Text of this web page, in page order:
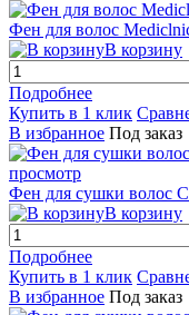
Фен для волос
В корзину
Подробнее
Купить в 1 клик
В избранное Под заказ
просмотр
Фен для сушки волос
В корзину
Подробнее
Купить в 1 клик
В избранное Под заказ